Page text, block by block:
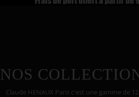
NOS
Claude HENAUX Paris c'est une gamme de